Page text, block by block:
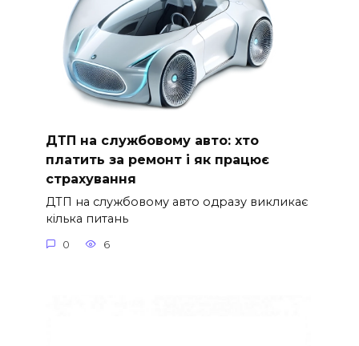
ДТП на службовому авто: хто
платить за ремонт і як працює
страхування
ДТП на службовому авто одразу викликає
кілька питань
0 6